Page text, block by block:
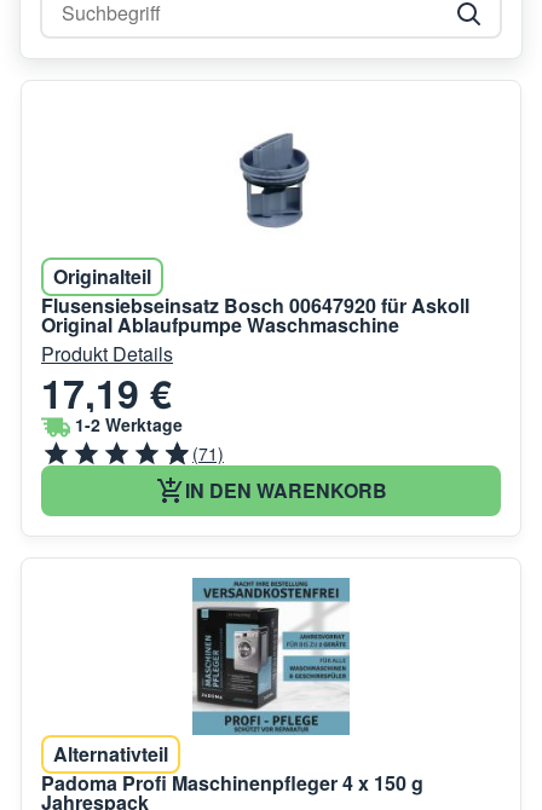
Originalteil
Flusensiebseinsatz Bosch 00647920 für Askoll
Original Ablaufpumpe Waschmaschine
Produkt Details
17,19 €
1-2 Werktage
(71)
IN DEN WARENKORB
Alternativteil
Padoma Profi Maschinenpfleger 4 x 150 g
Jahrespack